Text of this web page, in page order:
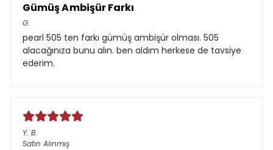
Gümüş Ambişür Farkı
G.
pearl 505 ten farkı gümüş ambişür olması. 505
alacağınıza bunu alın. ben aldım herkese de tavsiye
ederim.
Y. B.
Satın Alınmış